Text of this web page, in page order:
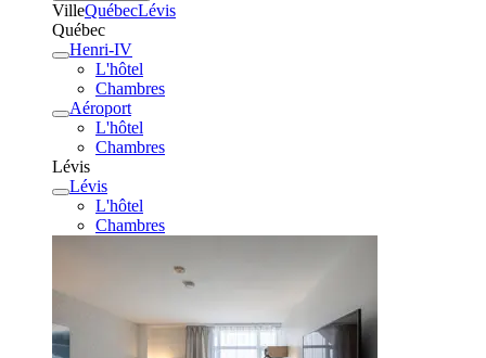
VilleQuébecLévis
Québec
Henri-IV
L'hôtel
Chambres
Aéroport
L'hôtel
Chambres
Lévis
Lévis
L'hôtel
Chambres